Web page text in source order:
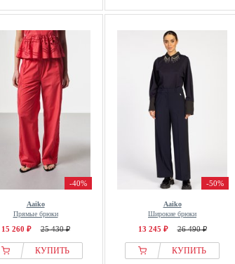
-40%
Aaiko
Прямые брюки
15 260 ₽ 25 430 ₽
КУПИТЬ
-50%
Aaiko
Широкие брюки
13 245 ₽ 26 490 ₽
КУПИТЬ